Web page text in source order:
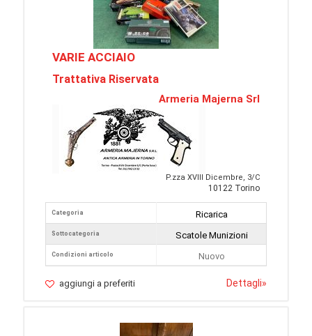
VARIE ACCIAIO
Trattativa Riservata
Armeria Majerna Srl
P.zza XVIII Dicembre, 3/C
10122 Torino
Categoria
Sottocategoria
Condizioni articolo
Ricarica
Scatole Munizioni
Nuovo
aggiungi a preferiti Dettagli»